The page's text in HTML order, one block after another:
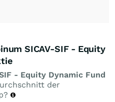
SICAV-SIF - Equity
- Equity Dynamic Fund
der